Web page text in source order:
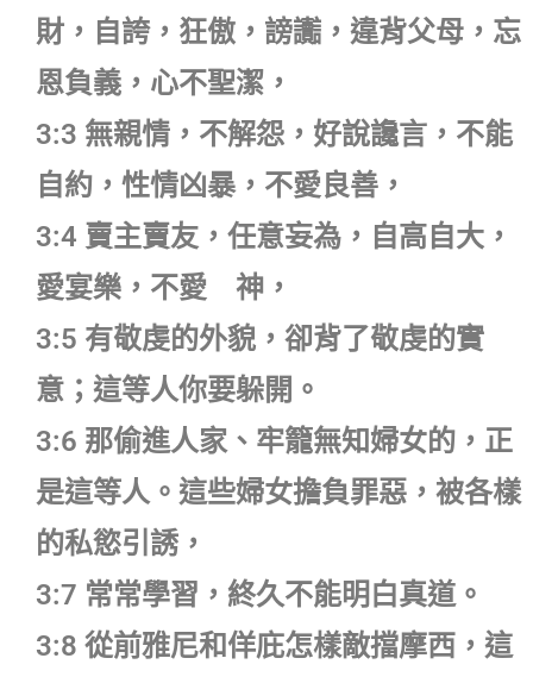
財，自誇，狂傲，謗讟，違背父母，忘
恩負義，心不聖潔，
3:3 無親情，不解怨，好說讒言，不能
自約，性情凶暴，不愛良善，
3:4 賣主賣友，任意妄為，自高自大，
愛宴樂，不愛 神，
3:5 有敬虔的外貌，卻背了敬虔的實
意；這等人你要躲開。
3:6 那偷進人家、牢籠無知婦女的，正
是這等人。這些婦女擔負罪惡，被各樣
的私慾引誘，
3:7 常常學習，終久不能明白真道。
3:8 從前雅尼和佯庇怎樣敵擋摩西，這